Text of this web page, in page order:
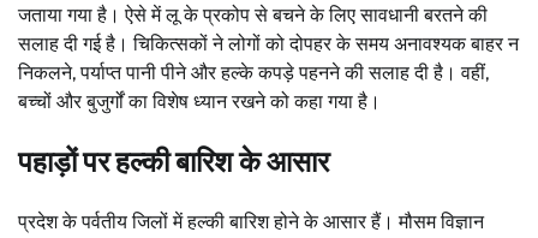
जताया गया है। ऐसे में लू के प्रकोप से बचने के लिए सावधानी बरतने की
सलाह दी गई है। चिकित्सकों ने लोगों को दोपहर के समय अनावश्यक बाहर न
निकलने, पर्याप्त पानी पीने और हल्के कपड़े पहनने की सलाह दी है। वहीं,
बच्चों और बुजुर्गों का विशेष ध्यान रखने को कहा गया है।
पहाड़ों पर हल्की बारिश के आसार
प्रदेश के पर्वतीय जिलों में हल्की बारिश होने के आसार हैं। मौसम विज्ञान